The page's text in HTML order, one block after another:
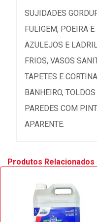
SUJIDADES
FULIGEM, POEIRA
AZULEJOS E
FRIOS, VASOS
TAPETES E
BANHEIRO,
PAREDES COM
APARENTE.
Produtos Relacionados